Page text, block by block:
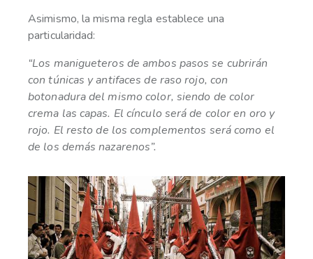
Asimismo, la misma regla establece una
particularidad:
“Los manigueteros de ambos pasos se cubrirán
con túnicas y antifaces de raso rojo, con
botonadura del mismo color, siendo de color
crema las capas. El cínculo será de color en oro y
rojo. El resto de los complementos será como el
de los demás nazarenos”.